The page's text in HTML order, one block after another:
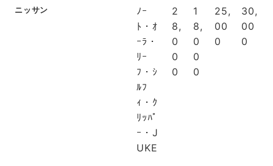
ニッサン
ﾉｰ
ﾄ・ｵ
ｰﾗ・
ﾘｰ
ﾌ・ｼ
ﾙﾌ
ｨ・ｸ
ﾘｯﾊﾟ
ｰ・J
UKE
2
8,
0
0
0
1
8,
0
0
0
25,
00
0
30,
00
0